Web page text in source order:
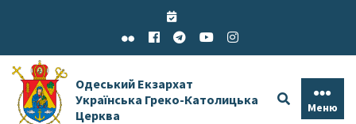
Одеський Екзархат
Українська Греко-Католицька
Церква
Меню